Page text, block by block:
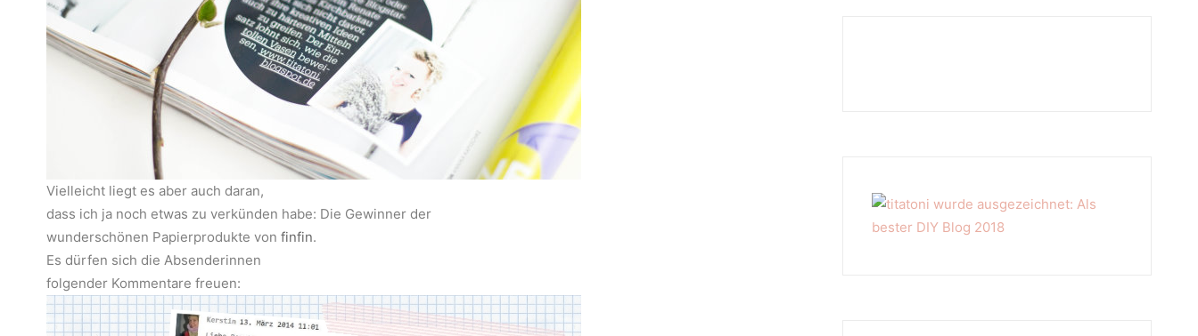
Vielleicht liegt es aber auch daran,
dass ich ja noch etwas zu verkünden habe: Die Gewinner der
wunderschönen Papierprodukte von finfin.
Es dürfen sich die Absenderinnen
folgender Kommentare freuen: